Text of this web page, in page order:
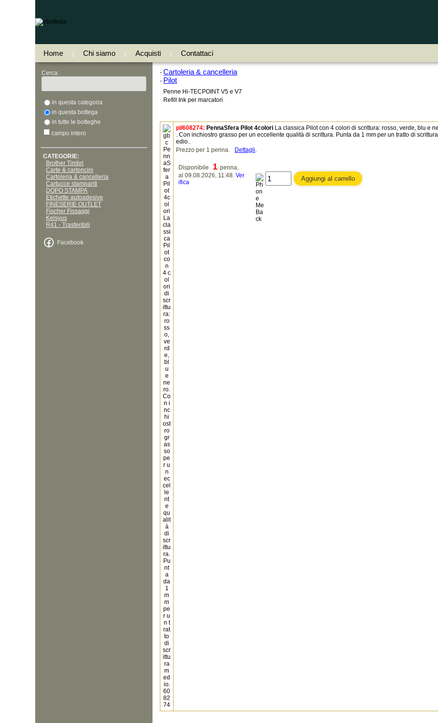
Home Chi siamo Acquisti Contattaci
Cerca:
in questa categoria
in questa bottega
in tutte le botteghe
campo intero
CATEGORIE:
Brother Timbri
Carte & cartoncini
Cartoleria & cancelleria
Cartucce stampanti
DOPO STAMPA
Etichette autoadesive
FINESERIE OUTLET
Fischer Fissaggi
Kelsyus
R41 - Trasferibili
Facebook
- Cartoleria & cancelleria
- Pilot
Penne Hi-TECPOINT V5 e V7
Refill Ink per marcatori
pil608274: PennaSfera Pilot 4colori La classica Pilot con 4 colori di scrittura: rosso, verde, blu e
. Con inchiostro grasso per un eccellente qualità di scrittura. Punta da 1 mm per un tratto di
edio..
Prezzo per 1 penna.
Dettagli.
Disponibile 1 penna,
al 09.08.2026, 11:48. Ver
ifica